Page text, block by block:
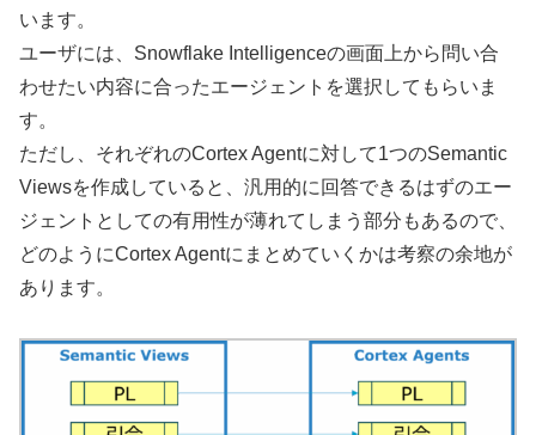
います。
ユーザには、Snowflake Intelligenceの画面上から問い合
わせたい内容に合ったエージェントを選択してもらいま
す。
ただし、それぞれのCortex Agentに対して1つのSemantic
Viewsを作成していると、汎用的に回答できるはずのエー
ジェントとしての有用性が薄れてしまう部分もあるので、
どのようにCortex Agentにまとめていくかは考察の余地が
あります。